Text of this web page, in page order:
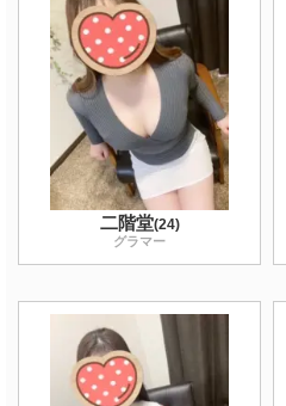
二階堂(24)
グラマー